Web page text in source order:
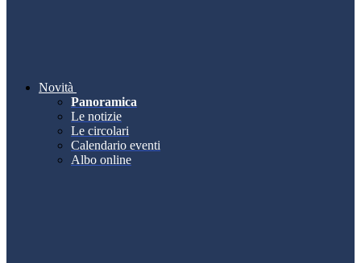
Novità
Panoramica
Le notizie
Le circolari
Calendario eventi
Albo online